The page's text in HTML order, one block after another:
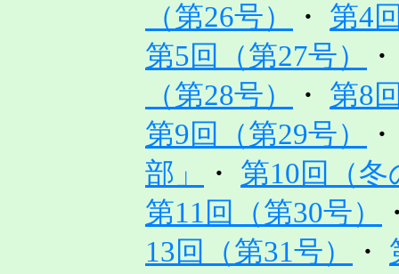
（第26号）
・ 第4
第5回（第27号）
（第28号）
・ 第8
第9回（第29号）
部」
・ 第10回（冬
第11回（第30号）
13回（第31号）
・